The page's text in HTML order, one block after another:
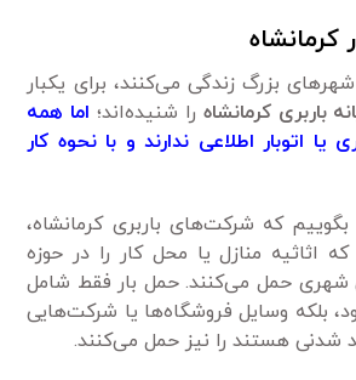
کرمانشاه
بزرگ زندگی می‌کنند، برای یکبار
باربری کرمانشاه را شنیده‌اند؛ اما همه
یا اتوبار اطلاعی ندارند و با نحوه کار
که شرکت‌های باربری کرمانشاه،
اثاثیه منازل یا محل کار را در حوزه
شهری حمل می‌کنند. حمل بار فقط شامل
بلکه وسایل فروشگاه‌ها یا شرکت‌هایی
شدنی هستند را نیز حمل می‌کنند.